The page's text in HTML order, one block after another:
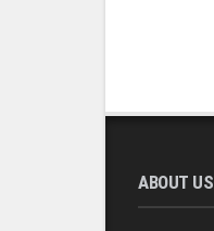
ABOUT US